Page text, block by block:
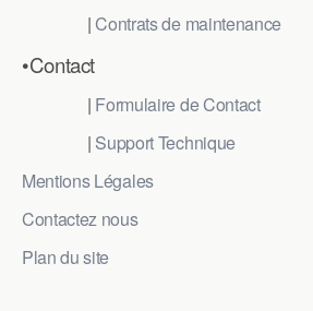
|Contrats de maintenance
•Contact
| Formulaire de Contact
| Support Technique
Mentions Légales
Contactez nous
Plan du site